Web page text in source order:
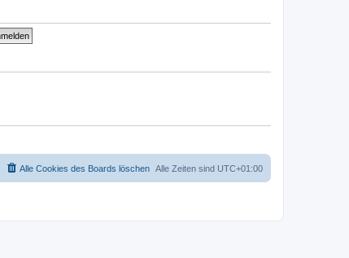
i
e
t
Alle Zeiten sind UTC+01:00
Alle Cookies des Boards löschen